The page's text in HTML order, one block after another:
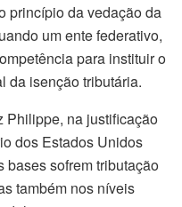
princípio da vedação da
um ente federativo,
para instituir o
da isenção tributária.
Philippe, na justificação
dos Estados Unidos
bases sofrem tributação
também nos níveis